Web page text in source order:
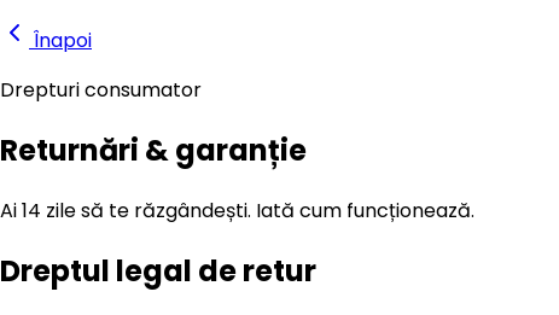
Înapoi
Drepturi consumator
Returnări & garanție
Ai 14 zile să te răzgândești. Iată cum funcționează.
Dreptul legal de retur